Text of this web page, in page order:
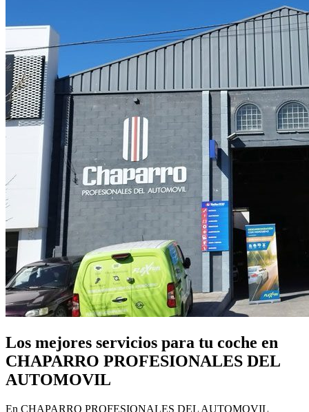
Los mejores servicios para tu coche en
CHAPARRO PROFESIONALES DEL
AUTOMOVIL
En CHAPARRO PROFESIONALES DEL AUTOMOVIL